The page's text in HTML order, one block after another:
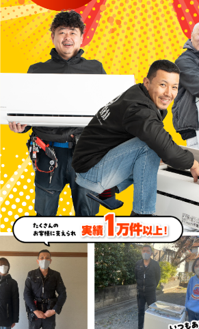
たくさんのお客様に支え